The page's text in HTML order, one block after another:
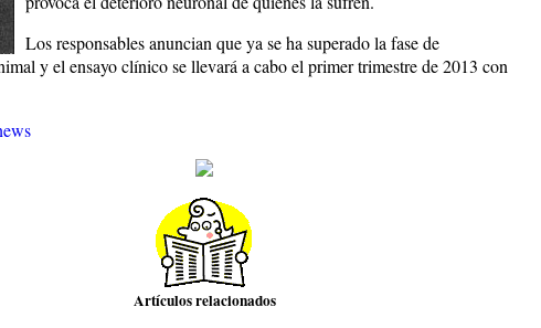
Los responsables anuncian que ya se ha superado la fase de
y el ensayo clínico se llevará a cabo el primer trimestre de 2013 con
Artículos relacionados